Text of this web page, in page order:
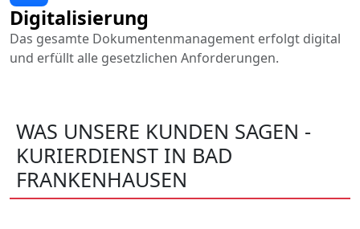
Digitalisierung
Das gesamte Dokumentenmanagement erfolgt digital
und erfüllt alle gesetzlichen Anforderungen.
WAS UNSERE KUNDEN SAGEN -
KURIERDIENST IN BAD
FRANKENHAUSEN